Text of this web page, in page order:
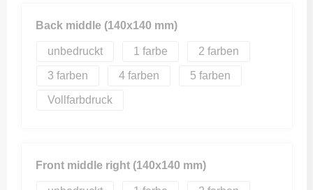
Back middle (140x140 mm)
unbedruckt 1 2
3 4 5
Vollfarbdruck
Front middle right (140x140 mm)